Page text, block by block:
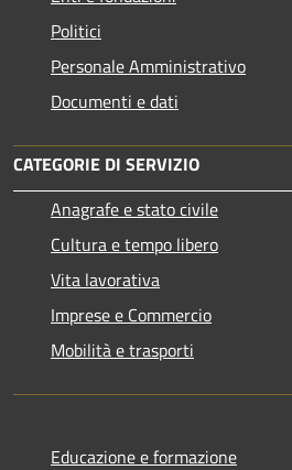
Politici
Personale Amministrativo
Documenti e dati
CATEGORIE DI SERVIZIO
Anagrafe e stato civile
Cultura e tempo libero
Vita lavorativa
Imprese e Commercio
Mobilità e trasporti
Educazione e formazione